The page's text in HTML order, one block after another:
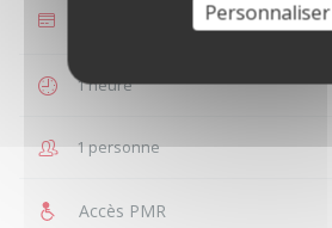
1 heure
1 personne
Accès PMR
Personnaliser